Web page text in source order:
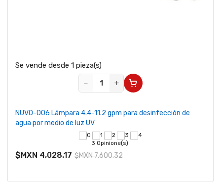
Se vende desde 1 pieza(s)
−
+
NUVO-006 Lámpara 4.4-11.2 gpm para desinfección de
agua por medio de luz UV
3 Opinione(s)
$MXN 4,028.17 $MXN 7,600.32